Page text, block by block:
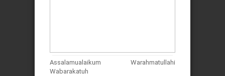
Assalamualaikum Warahmatullahi
Wabarakatuh